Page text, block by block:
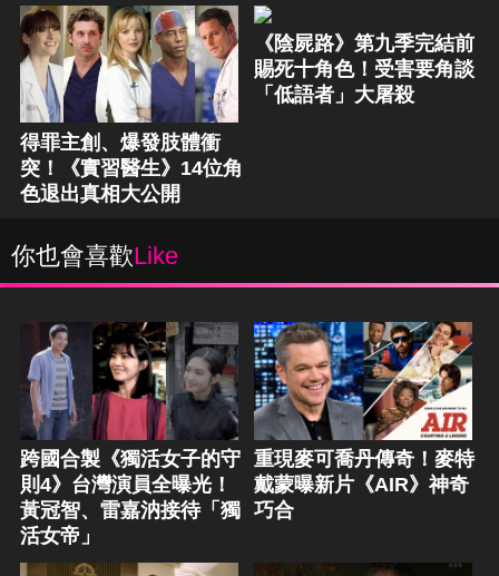
得罪主創、爆發肢體衝
突！《實習醫生》14位角
色退出真相大公開
《陰屍路》第九季完結前
賜死十角色！受害要角談
「低語者」大屠殺
你也會喜歡Like
跨國合製《獨活女子的守
則4》台灣演員全曝光！
黃冠智、雷嘉汭接待「獨
活女帝」
重現麥可喬丹傳奇！麥特
戴蒙曝新片《AIR》神奇
巧合